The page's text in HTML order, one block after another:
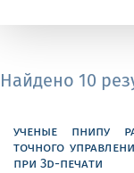
Найдено 10
ученые пнипу
точного
при 3d-печати